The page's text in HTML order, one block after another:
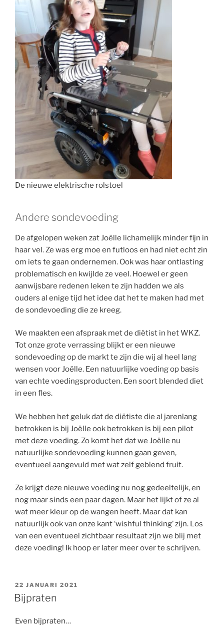
De nieuwe elektrische rolstoel
Andere sondevoeding
De afgelopen weken zat Joëlle lichamelijk minder fijn in
haar vel. Ze was erg moe en futloos en had niet echt zin
om iets te gaan ondernemen. Ook was haar ontlasting
problematisch en kwijlde ze veel. Hoewel er geen
aanwijsbare redenen leken te zijn hadden we als
ouders al enige tijd het idee dat het te maken had met
de sondevoeding die ze kreeg.
We maakten een afspraak met de diëtist in het WKZ.
Tot onze grote verrassing blijkt er een nieuwe
sondevoeding op de markt te zijn die wij al heel lang
wensen voor Joëlle. Een natuurlijke voeding op basis
van echte voedingsproducten. Een soort blended diet
in een fles.
We hebben het geluk dat de diëtiste die al jarenlang
betrokken is bij Joëlle ook betrokken is bij een pilot
met deze voeding. Zo komt het dat we Joëlle nu
natuurlijke sondevoeding kunnen gaan geven,
eventueel aangevuld met wat zelf geblend fruit.
Ze krijgt deze nieuwe voeding nu nog gedeeltelijk, en
nog maar sinds een paar dagen. Maar het lijkt of ze al
wat meer kleur op de wangen heeft. Maar dat kan
natuurlijk ook van onze kant ‘wishful thinking’ zijn. Los
van een eventueel zichtbaar resultaat zijn we blij met
deze voeding! Ik hoop er later meer over te schrijven.
GEPLAATST
OP
22 JANUARI 2021
Bijpraten
Even bijpraten…